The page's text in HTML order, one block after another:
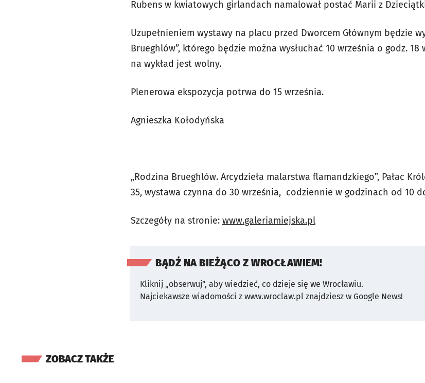
Rubens w kwiatowych girlandach namalował postać Marii z
Uzupełnieniem wystawy na placu przed Dworcem Głównym będzie
Brueghlów”, którego będzie można wysłuchać 10 września o godz. 18
na wykład jest wolny.
Plenerowa ekspozycja potrwa do 15 września.
Agnieszka Kołodyńska
„Rodzina Brueghlów. Arcydzieła malarstwa flamandzkiego”, Pałac
35, wystawa czynna do 30 września, codziennie w godzinach od 10
Szczegóły na stronie: www.galeriamiejska.pl
BĄDŹ NA BIEŻĄCO Z WROCŁAWIEM!
Kliknij „obserwuj”, aby wiedzieć, co dzieje się we Wrocławiu.
Najciekawsze wiadomości z www.wroclaw.pl znajdziesz w Google News!
ZOBACZ TAKŻE